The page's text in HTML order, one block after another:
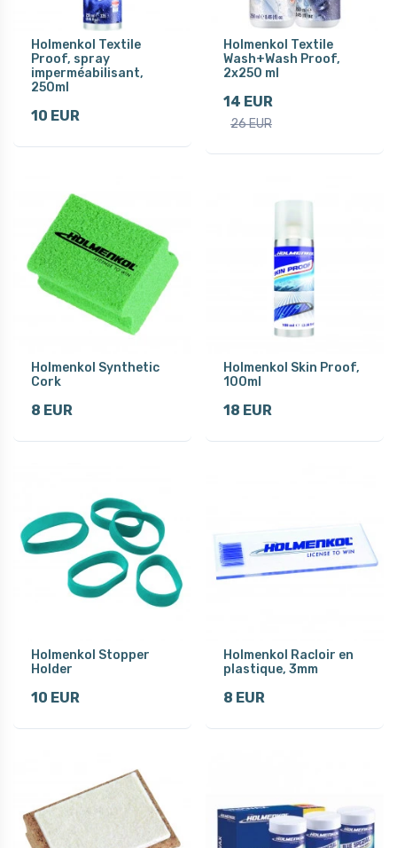
Holmenkol Textile
Proof, spray
imperméabilisant,
250ml
10 EUR
Holmenkol Textile
Wash+Wash Proof,
2x250 ml
14 EUR
26 EUR
Holmenkol Synthetic
Cork
8 EUR
Holmenkol Skin Proof,
100ml
18 EUR
Holmenkol Stopper
Holder
10 EUR
Holmenkol Racloir en
plastique, 3mm
8 EUR